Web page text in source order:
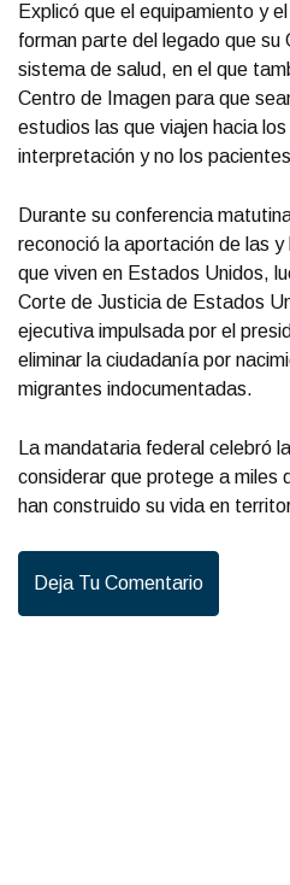
Explicó que el equipamiento y
forman parte del legado que su
sistema de salud, en el que
Centro de Imagen para que
estudios las que viajen hacia
interpretación y no los
Durante su conferencia
reconoció la aportación de las
que viven en Estados Unidos,
Corte de Justicia de Estados
ejecutiva impulsada por el
eliminar la ciudadanía por
migrantes indocumentadas.
La mandataria federal celebró
considerar que protege a miles
han construido su vida en
Deja Tu Comentario